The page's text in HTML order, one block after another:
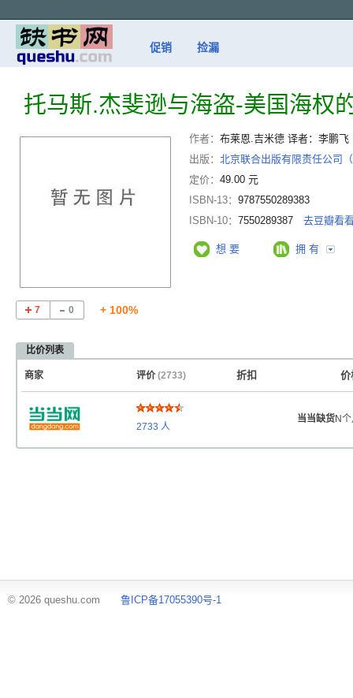
促销 捡漏
托马斯.杰斐逊与海盗-美国海权
作者： 布莱恩.吉米德 译者：李鹏飞
出版： 北京联合出版有限责任公司
定价： 49.00 元
ISBN-13： 9787550289383
ISBN-10： 7550289387 去豆瓣看
想 要 拥 有
7 0 + 100%
比价列表
商家 评价 (2733) 折扣 价
2733 人
当当缺货N
© 2026 queshu.com 鲁ICP备17055390号-1